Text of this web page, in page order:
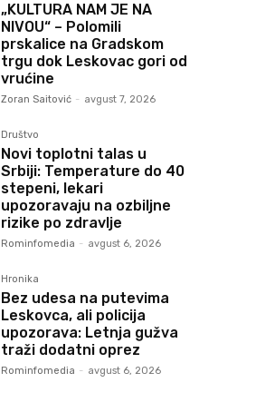
„KULTURA NAM JE NA
NIVOU“ – Polomili
prskalice na Gradskom
trgu dok Leskovac gori od
vrućine
Zoran Saitović - avgust 7, 2026
Društvo
Novi toplotni talas u
Srbiji: Temperature do 40
stepeni, lekari
upozoravaju na ozbiljne
rizike po zdravlje
Rominfomedia - avgust 6, 2026
Hronika
Bez udesa na putevima
Leskovca, ali policija
upozorava: Letnja gužva
traži dodatni oprez
Rominfomedia - avgust 6, 2026